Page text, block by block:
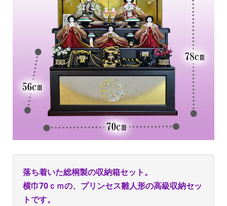
落ち着いた総桐製の収納箱セット。
横巾70ｃｍの、プリンセス雛人形の高級収納セッ
トです。